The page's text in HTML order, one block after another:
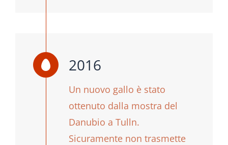
2016
Un nuovo gallo è stato
ottenuto dalla mostra del
Danubio a Tulln.
Sicuramente non trasmette